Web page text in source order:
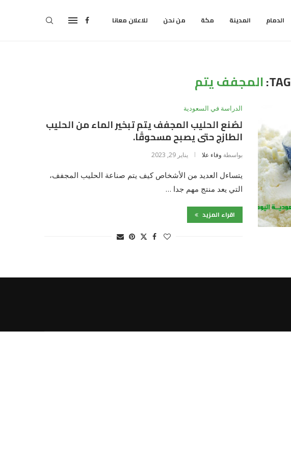
الدمام المدينة مكة من نحن للاعلان معانا
TAG: المجفف يتم
الدراسة في السعودية
لصُنع الحليب المجفف يتم تبخير الماء من الحليب
الطازج حتى يصبح مسحوقًا.
بواسطة وفاء علا يناير 29, 2023
يتساءل العديد من الأشخاص كيف يتم صناعة الحليب المجفف،
التي يعد منتج مهم جدا …
اقراء المزيد